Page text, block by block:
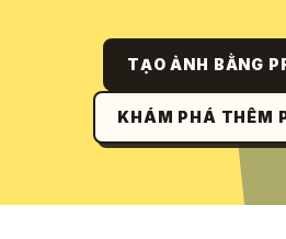
TẠO ẢNH BẰNG
KHÁM PHÁ THÊM